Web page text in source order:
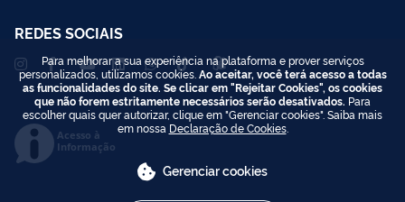
REDES SOCIAIS
Acesso à
Informação
Para melhorar a sua experiência na plataforma e prover serviços
personalizados, utilizamos cookies. Ao aceitar, você terá acesso a todas
as funcionalidades do site. Se clicar em "Rejeitar Cookies", os cookies
que não forem estritamente necessários serão desativados. Para
escolher quais quer autorizar, clique em "Gerenciar cookies". Saiba mais
em nossa Declaração de Cookies.
Gerenciar cookies